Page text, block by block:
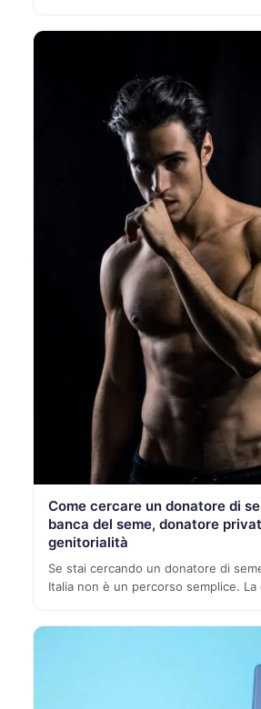
Come cercare un donatore di
banca del seme, donatore
genitorialità
Se stai cercando un donatore di
Italia non è un percorso semplice.